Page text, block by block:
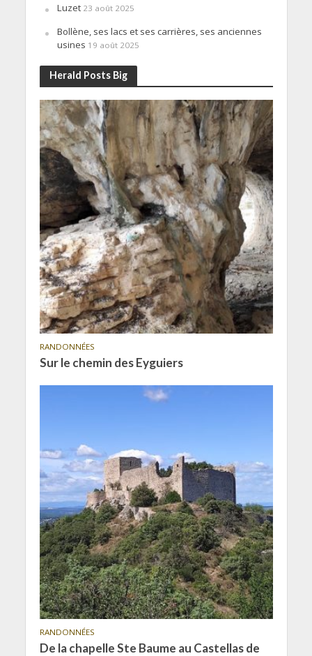
Luzet 23 août 2025
Bollène, ses lacs et ses carrières, ses anciennes
usines 19 août 2025
Herald Posts Big
RANDONNÉES
Sur le chemin des Eyguiers
RANDONNÉES
De la chapelle Ste Baume au Castellas de